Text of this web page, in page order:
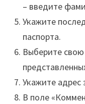
– введите
Укажите
паспорта.
Выберите свою
Укажите адрес
В поле